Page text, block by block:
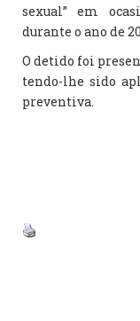
sexual” em
durante o ano de
O detido foi
tendo-lhe sido
preventiva.